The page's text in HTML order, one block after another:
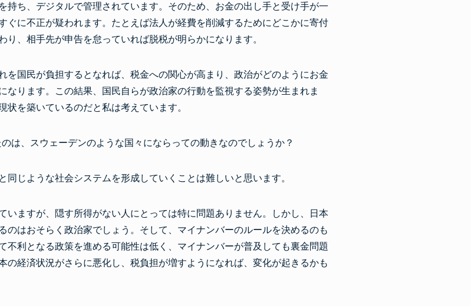
持ち、デジタルで管理されています。そのため、お金の出し手と受け手が一
ぐに不正が疑われます。たとえば法人が経費を削減するためにどこかに寄付
り、相手先が申告を怠っていれば脱税が明らかになります。
を国民が負担するとなれば、税金への関心が高まり、政治がどのようにお金
なります。この結果、国民自らが政治家の行動を監視する姿勢が生まれま
を築いているのだと私は考えています。
は、スウェーデンのような国々にならっての動きなのでしょうか？
同じような社会システムを形成していくことは難しいと思います。
いますが、隠す所得がない人にとっては特に問題ありません。しかし、日本
のはおそらく政治家でしょう。そして、マイナンバーのルールを決めるのも
不利となる政策を進める可能性は低く、マイナンバーが普及しても裏金問題
の経済状況がさらに悪化し、税負担が増すようになれば、変化が起きるかも